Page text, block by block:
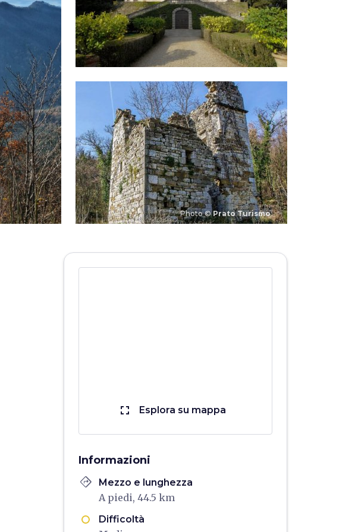
Photo ©Prato Turismo
fullscreen Esplora su mappa
Informazioni
directions Mezzo e lunghezza
A piedi, 44.5 km
Difficoltà